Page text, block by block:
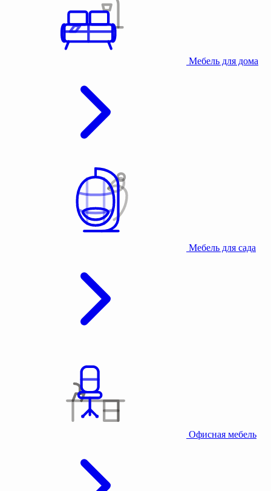
Мебель для дома
Мебель для сада
Офисная мебель